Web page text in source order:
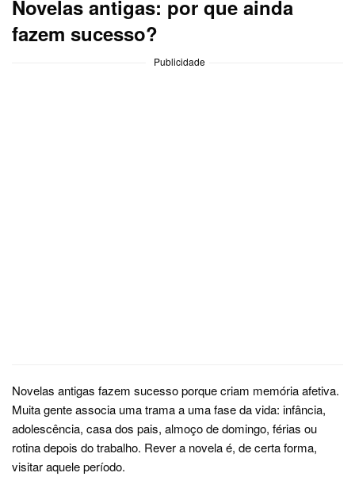
Novelas antigas: por que ainda
fazem sucesso?
Publicidade
Novelas antigas fazem sucesso porque criam memória afetiva.
Muita gente associa uma trama a uma fase da vida: infância,
adolescência, casa dos pais, almoço de domingo, férias ou
rotina depois do trabalho. Rever a novela é, de certa forma,
visitar aquele período.